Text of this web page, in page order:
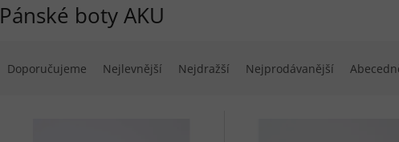
Pánské boty AKU
Doporučujeme Nejlevnější Nejdražší Nejprodávanější